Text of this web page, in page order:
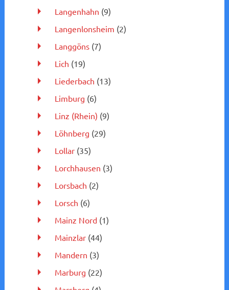
Langenhahn (9)
Langenlonsheim (2)
Langgöns(7)
Lich (19)
Liederbach (13)
Limburg (6)
Linz (Rhein) (9)
Löhnberg (29)
Lollar(35)
Lorchhausen (3)
Lorsbach (2)
Lorsch (6)
Mainz Nord(1)
Mainzlar(44)
Mandern (3)
Marburg (22)